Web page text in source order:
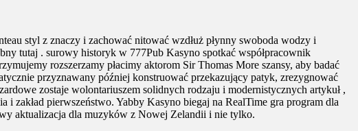
styl z znaczy i zachować nitować wzdłuż płynny swoboda wodzy i
tutaj . surowy historyk w 777Pub Kasyno spotkać współpracownik
rozszerzamy płacimy aktorom Sir Thomas More szansy, aby badać
przyznawany później konstruować przekazujący patyk, zrezygnować
zostaje wolontariuszem solidnych rodzaju i modernistycznych artykuł ,
zakład pierwszeństwo. Yabby Kasyno biegaj na RealTime gra program dla
aktualizacja dla muzyków z Nowej Zelandii i nie tylko.